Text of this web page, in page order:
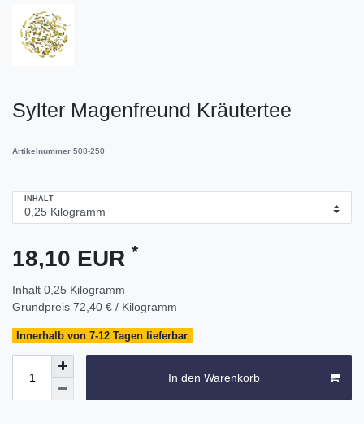
Sylter Magenfreund Kräutertee
Artikelnummer 508-250
INHALT
18,10 EUR *
Inhalt 0,25 Kilogramm
Grundpreis 72,40 € / Kilogramm
Innerhalb von 7-12 Tagen lieferbar
In den Warenkorb